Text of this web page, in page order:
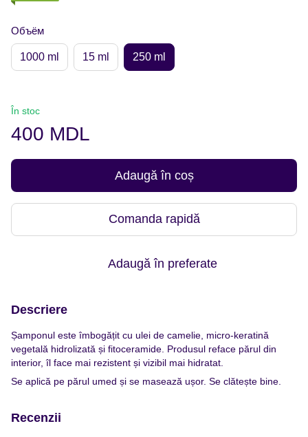
Объём
1000 ml 15 ml 250 ml
În stoc
400 MDL
Adaugă în coș
Comanda rapidă
Adaugă în preferate
Descriere
Șamponul este îmbogățit cu ulei de camelie, micro-keratină
vegetală hidrolizată și fitoceramide. Produsul reface părul din
interior, îl face mai rezistent și vizibil mai hidratat.
Se aplică pe părul umed și se masează ușor. Se clătește bine.
Recenzii